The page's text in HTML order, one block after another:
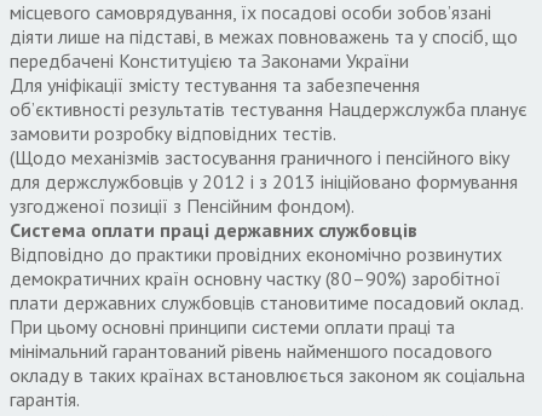
місцевого самоврядування, їх посадові особи зобов’язані
діяти лише на підставі, в межах повноважень та у спосіб, що
передбачені Конституцією та Законами України
Для уніфікації змісту тестування та забезпечення
об’єктивності результатів тестування Нацдержслужба планує
замовити розробку відповідних тестів.
(Щодо механізмів застосування граничного і пенсійного віку
для держслужбовців у 2012 і з 2013 ініційовано формування
узгодженої позиції з Пенсійним фондом).
Система оплати праці державних службовців
Відповідно до практики провідних економічно розвинутих
демократичних країн основну частку (80–90%) заробітної
плати державних службовців становитиме посадовий оклад.
При цьому основні принципи системи оплати праці та
мінімальний гарантований рівень найменшого посадового
окладу в таких країнах встановлюється законом як соціальна
гарантія.